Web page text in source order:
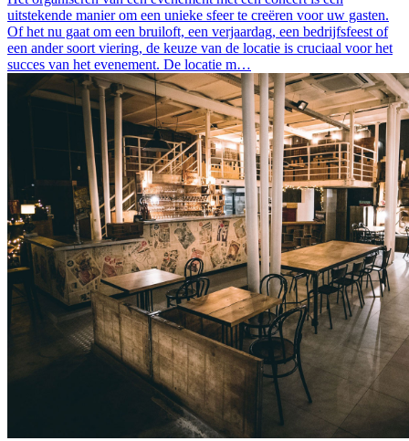
uitstekende manier om een unieke sfeer te creëren voor uw gasten.
Of het nu gaat om een bruiloft, een verjaardag, een bedrijfsfeest of
een ander soort viering, de keuze van de locatie is cruciaal voor het
succes van het evenement. De locatie m…